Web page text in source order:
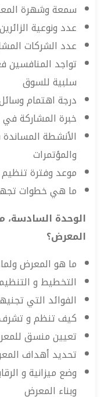
سمعة وشهرة
عدد ونوعية
عدد الشركات
تواجد المنافسين
سلبية للسوق
درجة اهتمام
خبرة المشاركة
الأنشطة
والمؤتمرات
موعد وفترة
ما هي خطوات
الوحدة
المعرض؟
ما هو المعرض
التخطيط و
الفوائد التي
كيف تنظم و
تعيين منسق
تحديد أهداف
وضع ميزانية و
وبناء المعرض